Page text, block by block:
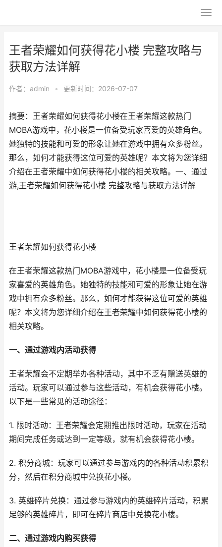
王者荣耀如何获得花小楼 完整攻略与
获取方法详解
作者： admin • 更新时间：2026-07-07
摘要：王者荣耀如何获得花小楼在王者荣耀这款热门
MOBA游戏中，花小楼是一位备受玩家喜爱的英雄角色。
她独特的技能和可爱的形象让她在游戏中拥有众多粉丝。
那么，如何才能获得这位可爱的英雄呢？本文将为您详细
介绍在王者荣耀中如何获得花小楼的相关攻略。一、通过
游,王者荣耀如何获得花小楼 完整攻略与获取方法详解
王者荣耀如何获得花小楼
在王者荣耀这款热门MOBA游戏中，花小楼是一位备受玩
家喜爱的英雄角色。她独特的技能和可爱的形象让她在游
戏中拥有众多粉丝。那么，如何才能获得这位可爱的英雄
呢？本文将为您详细介绍在王者荣耀中如何获得花小楼的
相关攻略。
一、通过游戏内活动获得
王者荣耀会不定期举办各种活动，其中不乏有赠送英雄的
活动。玩家可以通过参与这些活动，有机会获得花小楼。
以下是一些常见的活动途径：
1. 限时活动：王者荣耀会定期推出限时活动，玩家在活动
期间完成任务或达到一定等级，就有机会获得花小楼。
2. 积分商城：玩家可以通过参与游戏内的各种活动积累积
分，然后在积分商城中兑换花小楼。
3. 英雄碎片兑换：通过参与游戏内的英雄碎片活动，积累
足够的英雄碎片，即可在碎片商店中兑换花小楼。
二、通过游戏内购买获得